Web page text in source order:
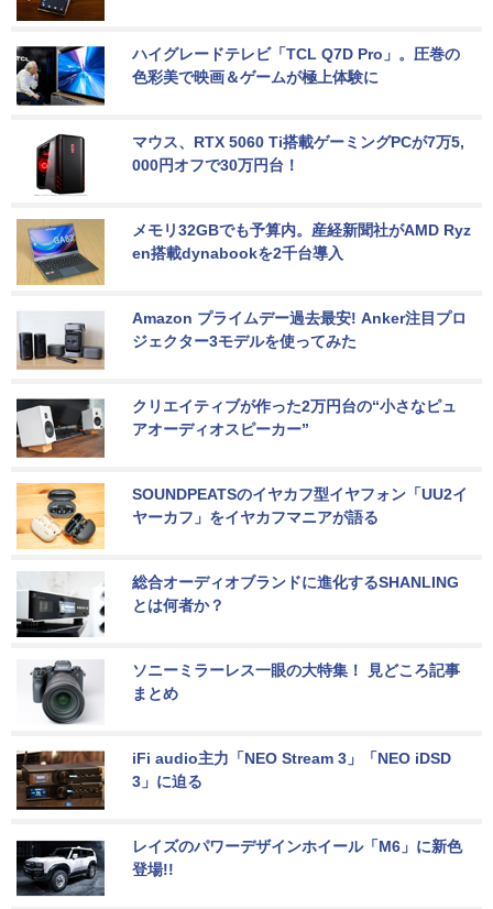
ハイグレードテレビ「TCL Q7D Pro」。圧巻の
色彩美で映画＆ゲームが極上体験に
マウス、RTX 5060 Ti搭載ゲーミングPCが7万5,
000円オフで30万円台！
メモリ32GBでも予算内。産経新聞社がAMD Ryz
en搭載dynabookを2千台導入
Amazon プライムデー過去最安! Anker注目プロ
ジェクター3モデルを使ってみた
クリエイティブが作った2万円台の“小さなピュ
アオーディオスピーカー”
SOUNDPEATSのイヤカフ型イヤフォン「UU2イ
ヤーカフ」をイヤカフマニアが語る
総合オーディオブランドに進化するSHANLING
とは何者か？
ソニーミラーレス一眼の大特集！ 見どころ記事
まとめ
iFi audio主力「NEO Stream 3」「NEO iDSD
3」に迫る
レイズのパワーデザインホイール「M6」に新色
登場!!